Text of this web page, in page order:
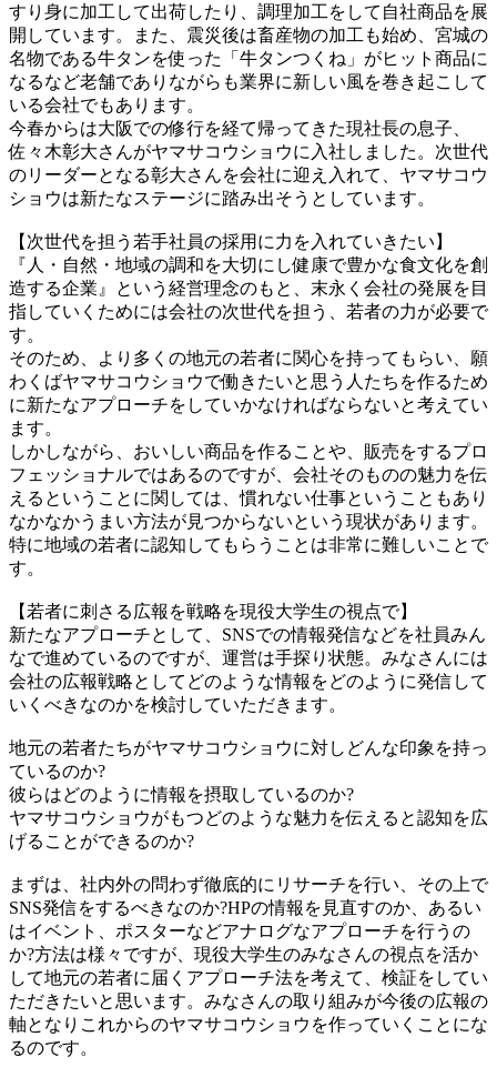
すり身に加工して出荷したり、調理加工をして自社商品を展
開しています。また、震災後は畜産物の加工も始め、宮城の
名物である牛タンを使った「牛タンつくね」がヒット商品に
なるなど老舗でありながらも業界に新しい風を巻き起こして
いる会社でもあります。
今春からは大阪での修行を経て帰ってきた現社長の息子、
佐々木彰大さんがヤマサコウショウに入社しました。次世代
のリーダーとなる彰大さんを会社に迎え入れて、ヤマサコウ
ショウは新たなステージに踏み出そうとしています。
【次世代を担う若手社員の採用に力を入れていきたい】
『人・自然・地域の調和を大切にし健康で豊かな食文化を創
造する企業』という経営理念のもと、末永く会社の発展を目
指していくためには会社の次世代を担う、若者の力が必要で
す。
そのため、より多くの地元の若者に関心を持ってもらい、願
わくばヤマサコウショウで働きたいと思う人たちを作るため
に新たなアプローチをしていかなければならないと考えてい
ます。
しかしながら、おいしい商品を作ることや、販売をするプロ
フェッショナルではあるのですが、会社そのものの魅力を伝
えるということに関しては、慣れない仕事ということもあり
なかなかうまい方法が見つからないという現状があります。
特に地域の若者に認知してもらうことは非常に難しいことで
す。
【若者に刺さる広報を戦略を現役大学生の視点で】
新たなアプローチとして、SNSでの情報発信などを社員みん
なで進めているのですが、運営は手探り状態。みなさんには
会社の広報戦略としてどのような情報をどのように発信して
いくべきなのかを検討していただきます。
地元の若者たちがヤマサコウショウに対しどんな印象を持っ
ているのか?
彼らはどのように情報を摂取しているのか?
ヤマサコウショウがもつどのような魅力を伝えると認知を広
げることができるのか?
まずは、社内外の問わず徹底的にリサーチを行い、その上で
SNS発信をするべきなのか?HPの情報を見直すのか、あるい
はイベント、ポスターなどアナログなアプローチを行うの
か?方法は様々ですが、現役大学生のみなさんの視点を活か
して地元の若者に届くアプローチ法を考えて、検証をしてい
ただきたいと思います。みなさんの取り組みが今後の広報の
軸となりこれからのヤマサコウショウを作っていくことにな
るのです。